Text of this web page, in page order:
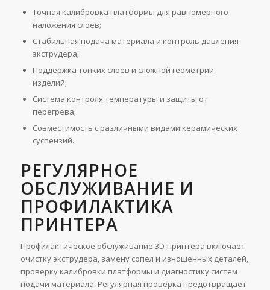
Точная калибровка платформы для равномерного
наложения слоев;
Стабильная подача материала и контроль давления
экструдера;
Поддержка тонких слоев и сложной геометрии
изделий;
Система контроля температуры и защиты от
перегрева;
Совместимость с различными видами керамических
суспензий.
РЕГУЛЯРНОЕ
ОБСЛУЖИВАНИЕ И
ПРОФИЛАКТИКА
ПРИНТЕРА
Профилактическое обслуживание 3D-принтера включает
очистку экструдера, замену сопел и изношенных деталей,
проверку калибровки платформы и диагностику систем
подачи материала. Регулярная проверка предотвращает